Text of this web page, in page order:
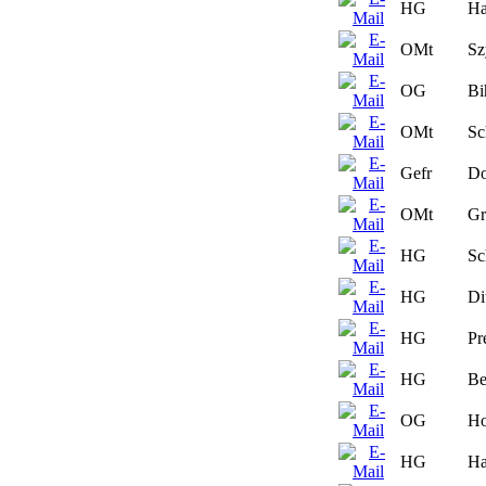
HG
OMt
OG
OMt
Gefr
OMt
HG
HG
HG
HG
OG
HG